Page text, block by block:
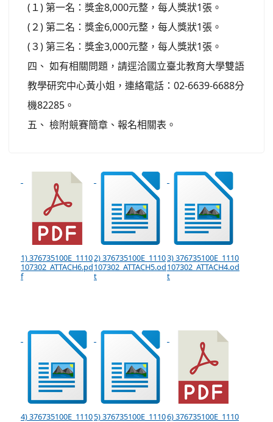
(１) 第一名：獎金8,000元整，每人獎狀1張。
(２) 第二名：獎金6,000元整，每人獎狀1張。
(３) 第三名：獎金3,000元整，每人獎狀1張。
四、 如有相關問題，請逕洽國立臺北教育大學雙語
教學研究中心黃小姐，連絡電話：02-6639-6688分
機82285。
五、 檢附競賽簡章、報名相關表。
1) 376735100E_1110
107302_ATTACH6.pd
f
2) 376735100E_1110
107302_ATTACH5.od
t
3) 376735100E_1110
107302_ATTACH4.od
t
4) 376735100E_11105) 376735100E_11106) 376735100E_1110